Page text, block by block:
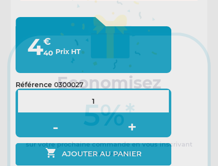
4€
40 Prix HT
Référence 0300027
 AJOUTER AU PANIER
Economisez
5%*
sur votre prochaine commande en vous inscrivant
à notre newsletter